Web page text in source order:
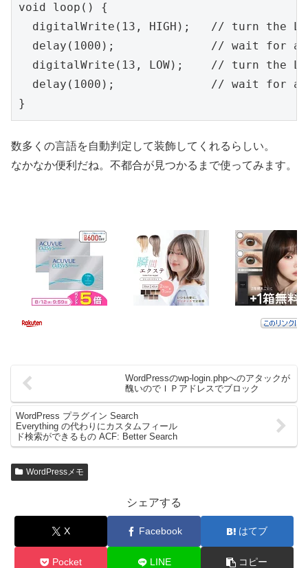
void loop() {
digitalWrite(13, HIGH);   // turn the
delay(1000);              // wait for a
digitalWrite(13, LOW);    // turn the
delay(1000);              // wait for a
}
数多くの言語を自動判定して装飾してくれるらしい。
なかなか便利だね。不都合が見つかるまで使ってみます。
WordPressのwp-login.phpへのアタックが
醜いのでＩＰアドレスでブロック
WordPress プラグイン Search
Everything の代わりにカスタムフィール
ド検索ができるもの ACF: Better Search
WordPressメモ
シェアする
X Facebook はてブ
Pocket LINE コピー